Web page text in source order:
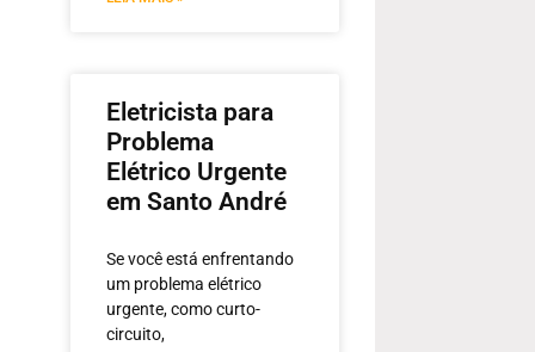
Eletricista para
Problema
Elétrico Urgente
em Santo André
Se você está enfrentando
um problema elétrico
urgente, como curto-
circuito,